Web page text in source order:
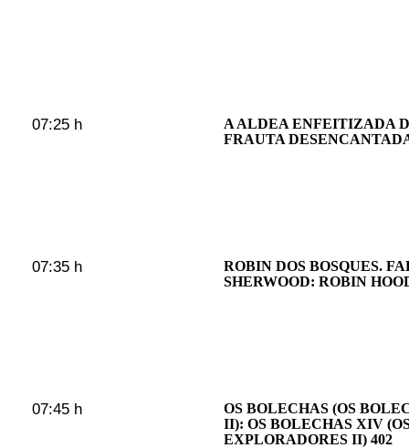
07:25 h
A ALDEA ENFEITIZADA
FRAUTA
07:35 h
ROBIN DOS BOSQUES.
SHERWOOD: ROBIN
07:45 h
OS BOLECHAS (OS
II): OS BOLECHAS XIV
EXPLORADORES II) 402